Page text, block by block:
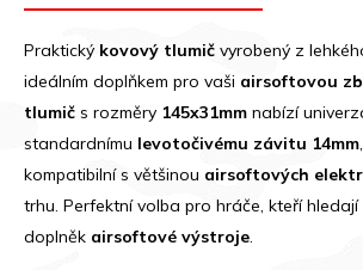
Praktický kovový tlumič vyrobený z
ideálním doplňkem pro vaši airsoftovou
tlumič s rozměry 145x31mm nabízí
standardnímu levotočivému závitu 14mm
kompatibilní s většinou airsoftových
trhu. Perfektní volba pro hráče, kteří
doplněk airsoftové výstroje.